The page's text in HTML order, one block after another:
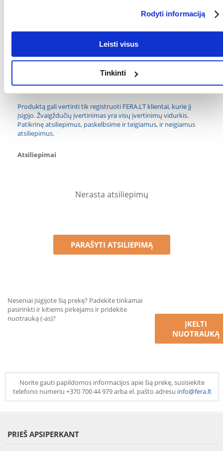
Rodyti informaciją
Leisti visus
Tinkinti
Kokios yra prekių vertinimo taisyklės?
Produktą gali vertinti tik registruoti FERA.LT klientai, kurie jį
įsigijo. Žvaigždučių įvertinimas yra visų įvertinimų vidurkis.
Patikrinę atsiliepimus, paskelbsime ir teigiamus, ir neigiamus
atsiliepimus.
Atsiliepimai
Nerasta atsiliepimų
PARAŠYTI ATSILIEPIMĄ
Neseniai įsigijote šią prekę? Padėkite tinkamai
pasirinkti ir kitiems pirkėjams ir pridėkite
nuotrauką (-as)?
ĮKELTI
NUOTRAUKĄ
Norite gauti papildomos informacijos apie šią prekę, susisiekite
telefono numeriu +370 700 44 979 arba el. pašto adresu info@fera.lt
PRIEŠ APSIPERKANT